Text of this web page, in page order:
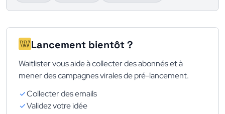
Lancement bientôt ?
Waitlister vous aide à collecter des abonnés et à
mener des campagnes virales de pré-lancement.
Collecter des emails
Validez votre idée